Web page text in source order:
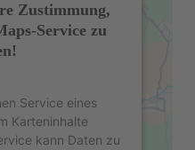
Zustimmung,
Service zu
Service eines
Karteninhalte
kann Daten zu